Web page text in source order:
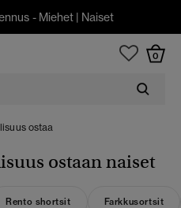
- Miehet | Naiset
0
ostaa
ostaan naiset
Rento shortsit Farkkusortsit